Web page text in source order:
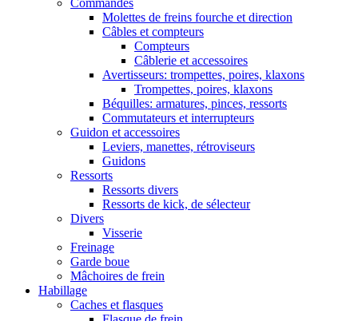
Commandes
Molettes de freins fourche et direction
Câbles et compteurs
Compteurs
Câblerie et accessoires
Avertisseurs: trompettes, poires, klaxons
Trompettes, poires, klaxons
Béquilles: armatures, pinces, ressorts
Commutateurs et interrupteurs
Guidon et accessoires
Leviers, manettes, rétroviseurs
Guidons
Ressorts
Ressorts divers
Ressorts de kick, de sélecteur
Divers
Visserie
Freinage
Garde boue
Mâchoires de frein
Habillage
Caches et flasques